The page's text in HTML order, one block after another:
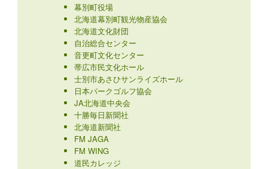
幕別町役場
北海道幕別町観光物産協会
北海道文化財団
自治総合センター
音更町文化センター
帯広市民文化ホール
士別市あさひサンライズホール
日本パークゴルフ協会
JA北海道中央会
十勝毎日新聞社
北海道新聞社
FM JAGA
FM WING
道民カレッジ